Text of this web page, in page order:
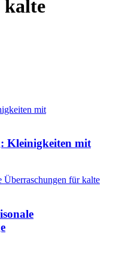
kalte
Kleinigkeiten mit